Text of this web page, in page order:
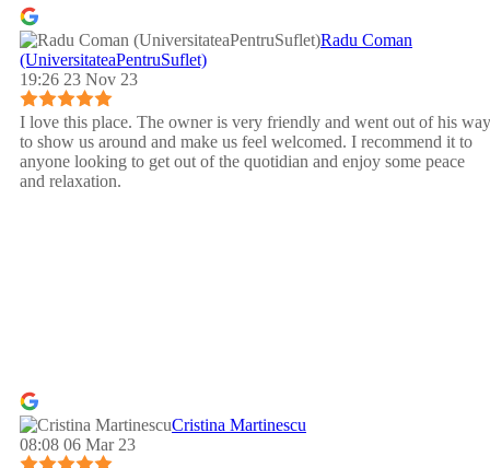
Radu Coman
(UniversitateaPentruSuflet)
19:26 23 Nov 23
I love this place. The owner is very friendly and went out of his way
to show us around and make us feel welcomed. I recommend it to
anyone looking to get out of the quotidian and enjoy some peace
and relaxation.
Cristina Martinescu
08:08 06 Mar 23